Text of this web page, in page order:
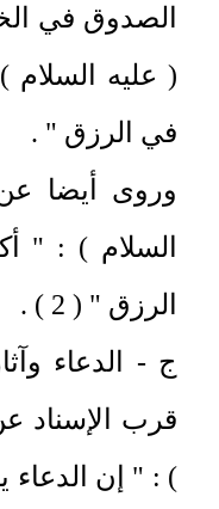
الصدوق في
( عليه السلام
في الرزق " .
وروى أيضا
السلام ) : "
الرزق " ( 2 ) .
ج - الدعاء
قرب الإسناد
) : " إن الدعاء